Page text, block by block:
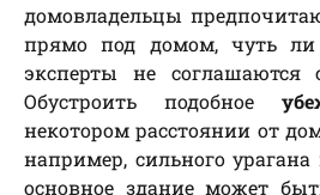
домовладельцы
прямо под домом, чуть
эксперты не соглашаются
Обустроить подобное
некотором расстоянии от
например, сильного
основное здание может